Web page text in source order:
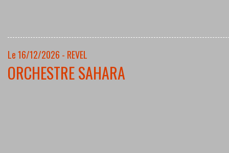
Le 16/12/2026 - REVEL
ORCHESTRE SAHARA